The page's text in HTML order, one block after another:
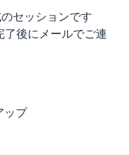
セッションです
後にメールでご連
ップ​